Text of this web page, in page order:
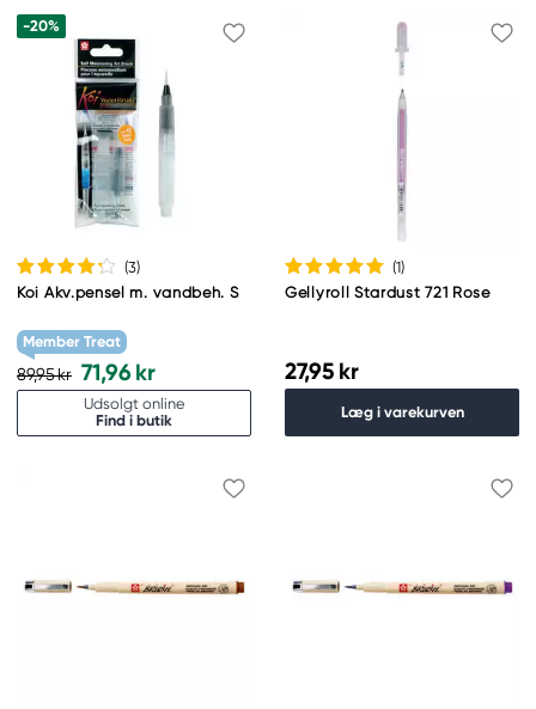
-20%
(3)
Koi Akv.pensel m. vandbeh. S
Member Treat
89,95 kr 71,96 kr
Udsolgt online
Find i butik
(1)
Gellyroll Stardust 721 Rose
27,95 kr
Læg i varekurven